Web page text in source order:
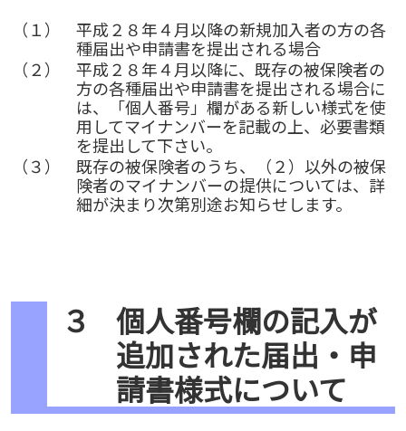
（１）
平成２８年４月以降の新規加入者の方の各
種届出や申請書を提出される場合
（２）
平成２８年４月以降に、既存の被保険者の
方の各種届出や申請書を提出される場合に
は、「個人番号」欄がある新しい様式を使
用してマイナンバーを記載の上、必要書類
を提出して下さい。
（３）
既存の被保険者のうち、（２）以外の被保
険者のマイナンバーの提供については、詳
細が決まり次第別途お知らせします。
３
個人番号欄の記入が
追加された届出・申
請書様式について